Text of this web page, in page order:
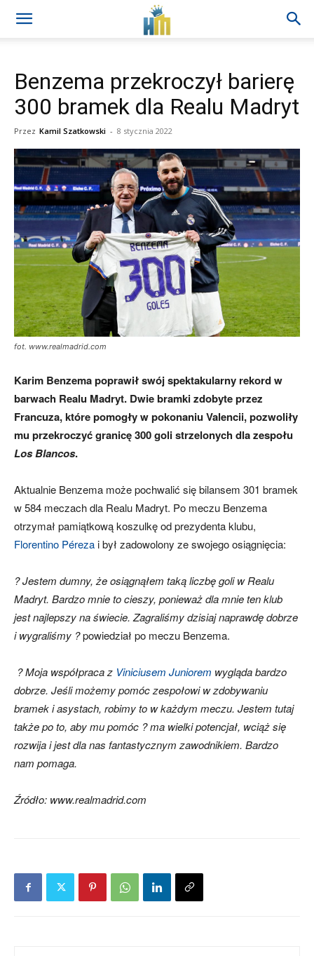
Benzema przekroczył barierę
300 bramek dla Realu Madryt
Przez Kamil Szatkowski - 8 stycznia 2022
fot. www.realmadrid.com
Karim Benzema poprawił swój spektakularny rekord w
barwach Realu Madryt. Dwie bramki zdobyte przez
Francuza, które pomogły w pokonaniu Valencii, pozwoliły
mu przekroczyć granicę 300 goli strzelonych dla zespołu
Los Blancos.
Aktualnie Benzema może pochwalić się bilansem 301 bramek
w 584 meczach dla Realu Madryt. Po meczu Benzema
otrzymał pamiątkową koszulkę od prezydenta klubu,
Florentino Pérezai był zadowolony ze swojego osiągnięcia:
? Jestem dumny, że osiągnąłem taką liczbę goli w Realu
Madryt. Bardzo mnie to cieszy, ponieważ dla mnie ten klub
jest najlepszy na świecie. Zagraliśmy dzisiaj naprawdę dobrze
i wygraliśmy ?powiedział po meczu Benzema.
? Moja współpraca z Viniciusem Juniorem wygląda bardzo
dobrze. Jeśli możemy pomóc zespołowi w zdobywaniu
bramek i asystach, robimy to w każdym meczu. Jestem tutaj
także po to, aby mu pomóc ? ma wielki potencjał, wciąż się
rozwija i jest dla nas fantastycznym zawodnikiem. Bardzo
nam pomaga.
Źródło: www.realmadrid.com